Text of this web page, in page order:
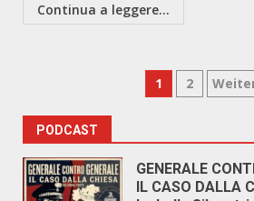
Continua a leggere...
articoli
1 2
PODCAST
GENERALE
IL CASO DALLA